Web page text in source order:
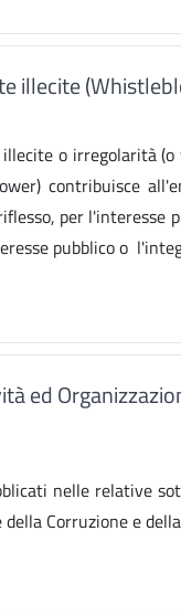
illecite
o irregolarità
contribuisce
per l'interesse
pubblico o
ed
nelle relative
Corruzione e della